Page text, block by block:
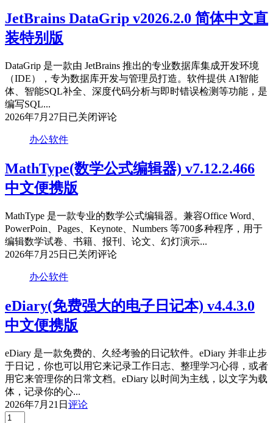
体
中
装
特
别
JetBrains DataGrip v2026.2.0 简体中文直
装特别版
DataGrip 是一款由 JetBrains 推出的专业数据库集成开发环境
（IDE），专为数据库开发与管理员打造。软件提供 AI智能
体、智能SQL补全、深度代码分析与即时错误检测等功能，是
编写SQL...
2026年7月27日 JetBrains
v2026.2.0
体
中
文
装
特
别
版
已关闭评论
办公软件
MathType(数学公式编辑器) v7.12.2.466
中文便携版
MathType 是一款专业的数学公式编辑器。兼容Office Word、
PowerPoin、Pages、Keynote、Numbers 等700多种程序，用于
编辑数学试卷、书籍、报刊、论文、幻灯演示...
2026年7月25日 MathType(数
公
编
辑
器)
中
文
便
携
版
已关闭评论
办公软件
eDiary(免费强大的电子日记本) v4.4.3.0
中文便携版
eDiary 是一款免费的、久经考验的日记软件。eDiary 并非止步
于日记，你也可以用它来记录工作日志、整理学习心得，或者
用它来管理你的日常文档。eDiary 以时间为主线，以文字为载
体，记录你的心...
2026年7月21日 评论